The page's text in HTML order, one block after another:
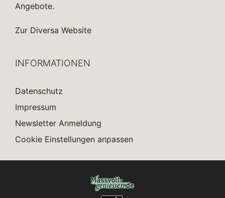
Angebote.
Zur Diversa Website
INFORMATIONEN
Datenschutz
Impressum
Newsletter Anmeldung
Cookie Einstellungen anpassen